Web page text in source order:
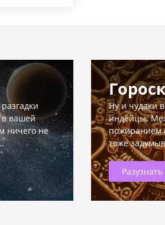
в вашей
ничего не
Ну и чудаки
индейцы.
пожиранием
тоже
Разузнать